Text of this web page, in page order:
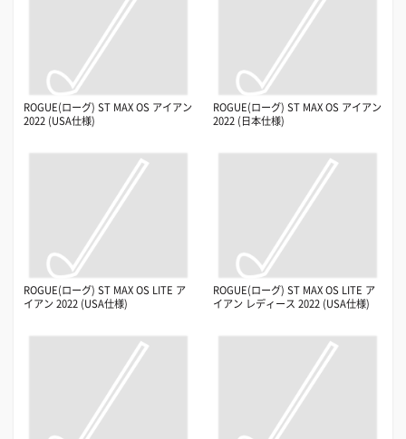
ROGUE(ローグ) ST MAX OS アイアン
2022 (USA仕様)
ROGUE(ローグ) ST MAX OS アイアン
2022 (日本仕様)
ROGUE(ローグ) ST MAX OS LITE ア
イアン 2022 (USA仕様)
ROGUE(ローグ) ST MAX OS LITE ア
イアン レディース 2022 (USA仕様)